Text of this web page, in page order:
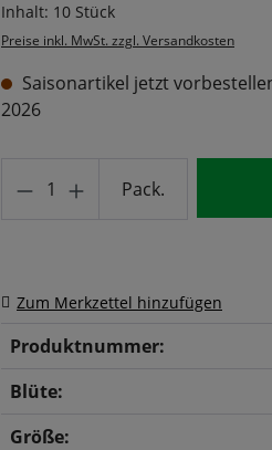
Inhalt: 10 Stück
Preise inkl. MwSt. zzgl. Versandkosten
Saisonartikel jetzt
2026
Produkt Anzahl:
Pack.
Zum Merkzettel hinzufügen
Produktnummer:
Blüte:
Größe: